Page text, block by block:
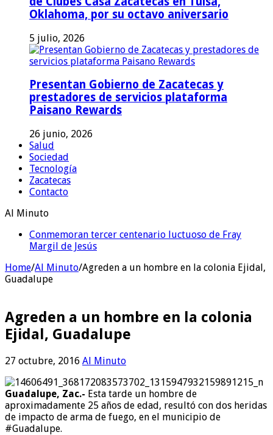
Oklahoma, por su octavo aniversario
5 julio, 2026
Presentan Gobierno de Zacatecas y
prestadores de servicios plataforma
Paisano Rewards
26 junio, 2026
Salud
Sociedad
Tecnología
Zacatecas
Contacto
Al Minuto
Conmemoran tercer centenario luctuoso de Fray
Margil de Jesús
Home/Al Minuto/Agreden a un hombre en la colonia Ejidal,
Guadalupe
Agreden a un hombre en la colonia
Ejidal, Guadalupe
27 octubre, 2016 Al Minuto
Guadalupe, Zac.- Esta tarde un hombre de
aproximadamente 25 años de edad, resultó con dos heridas
de impacto de arma de fuego, en el municipio de
#Guadalupe.